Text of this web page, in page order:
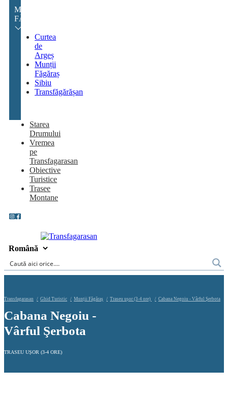
MUNȚII
FĂGĂRAȘ
Curtea
de
Argeș
Munții
Făgăraș
Sibiu
Transfăgărășan
Starea
Drumului
Vremea
pe
Transfagarasan
Obiective
Turistice
Trasee
Montane
Transfagarasan Ghid Turistic Munții Făgăraș Traseu ușor (3-4 ore) Cabana Negoiu - Vârful Şerbota
Cabana Negoiu -
Vârful Şerbota
TRASEU UȘOR (3-4 ORE)